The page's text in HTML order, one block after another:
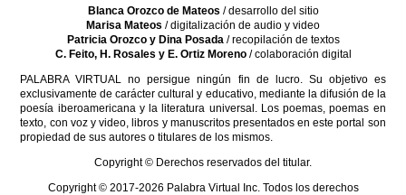
Blanca Orozco de Mateos / desarrollo del sitio
Marisa Mateos / digitalización de audio y video
Patricia Orozco y Dina Posada/ recopilación de textos
C. Feito, H. Rosales y E. Ortiz Moreno/ colaboración digital
PALABRA VIRTUAL no persigue ningún fin de lucro. Su objetivo es
exclusivamente de carácter cultural y educativo, mediante la difusión de la
poesía iberoamericana y la literatura universal. Los poemas, poemas en
texto, con voz y video, libros y manuscritos presentados en este portal son
propiedad de sus autores o titulares de los mismos.
Copyright © Derechos reservados del titular.
Copyright © 2017-2026 Palabra Virtual Inc. Todos los derechos